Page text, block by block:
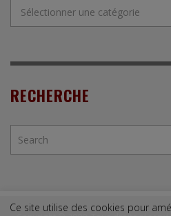
RECHERCHE
Ce site utilise des cookies pour